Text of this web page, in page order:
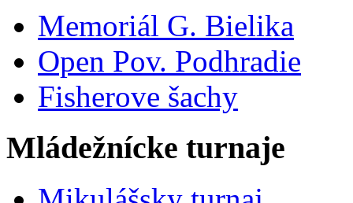
Memoriál G. Bielika
Open Pov. Podhradie
Fisherove šachy
Mládežnícke turnaje